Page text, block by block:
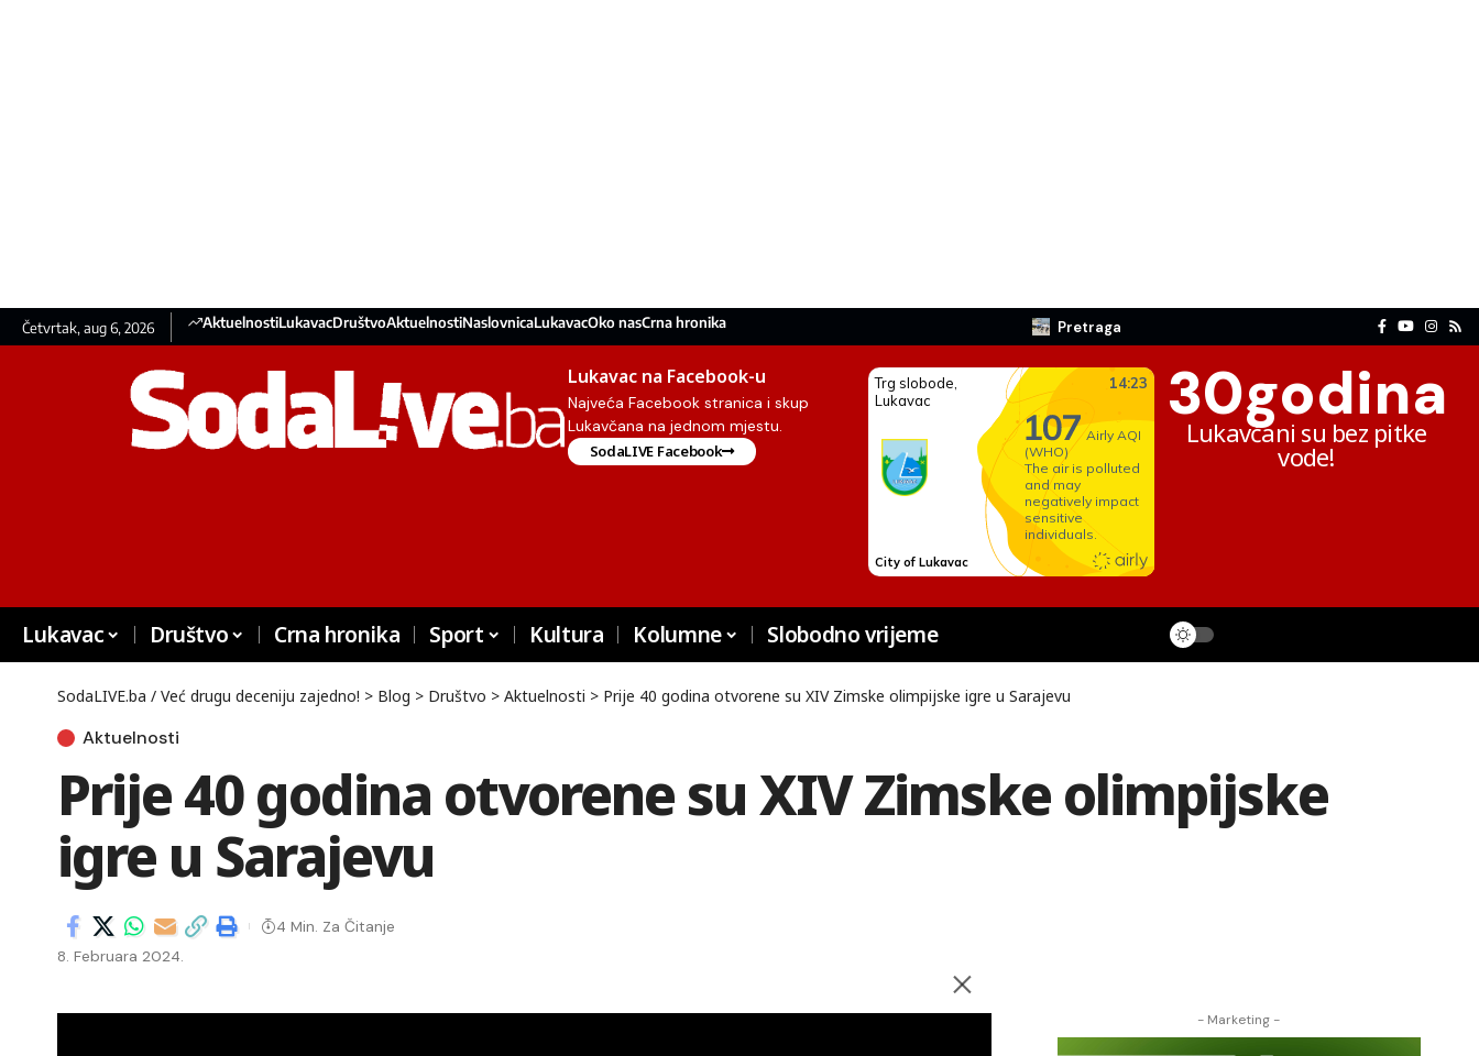
Četvrtak, aug 6, 2026 AktuelnostiLukavacDruštvoAktuelnostiNaslovnicaLukavacOko nasCrna hronika Pretraga
Lukavac na Facebook-u
Najveća Facebook stranica i skup
Lukavčana na jednom mjestu.
SodaLIVE Facebook
30godina
Lukavčani su bez pitke
vode!
Lukavac Društvo Crna hronika Sport Kultura Kolumne Slobodno vrijeme
SodaLIVE.ba / Već drugu deceniju zajedno! > Blog > Društvo > Aktuelnosti > Prije 40 godina otvorene su XIV Zimske olimpijske igre u Sarajevu
Aktuelnosti
Prije 40 godina otvorene su XIV Zimske olimpijske
igre u Sarajevu
8. Februara 2024.
4 Min. Za Čitanje
- Marketing -